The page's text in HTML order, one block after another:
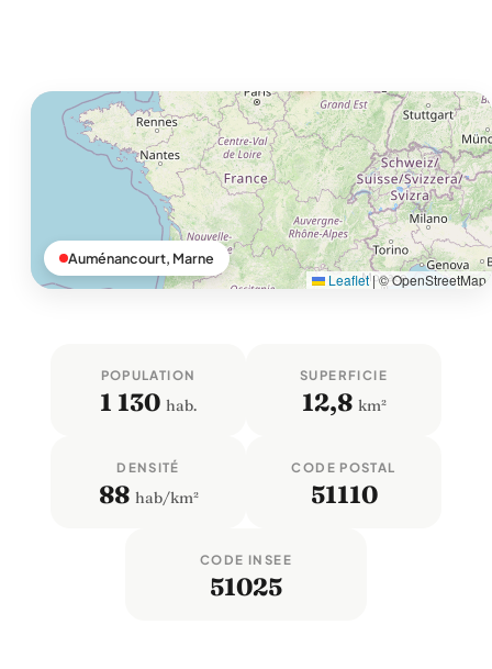
Leaflet |© OpenStreetMap
Auménancourt, Marne
POPULATION
1 130 hab.
SUPERFICIE
12,8 km²
DENSITÉ
88 hab/km²
CODE POSTAL
51110
CODE INSEE
51025